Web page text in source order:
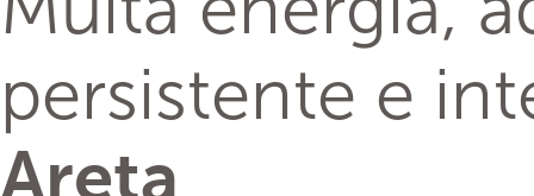
persistente e
Areta